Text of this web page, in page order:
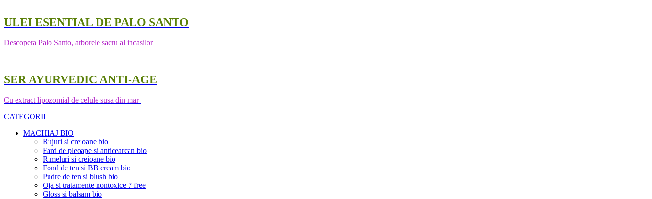
ULEI ESENTIAL DE PALO SANTO
Descopera Palo Santo, arborele sacru al incasilor
SER AYURVEDIC ANTI-AGE
Cu extract lipozomial de celule susa din mar
CATEGORII
MACHIAJ BIO
Rujuri si creioane bio
Fard de pleoape si anticearcan bio
Rimeluri si creioane bio
Fond de ten si BB cream bio
Pudre de ten si blush bio
Oja si tratamente nontoxice 7 free
Gloss si balsam bio